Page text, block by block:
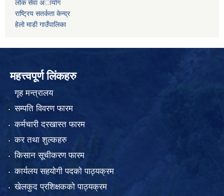
लोक सेवा अायोग
राष्ट्रिय सतर्कता केन्द्र
हेलो माडी गाउँपालिका
महत्त्वपूर्ण लिंकहरु
गृह मन्त्रालय
सम्पति विवरण फारम
कर्मचारी दरखास्त फारम
कर तथा शुल्कहरु
किसान सूचीकरण फारम
कार्यलय सहयोगी पदको पाठ्यक्रम
खेलकुद प्रशिक्षकको पाठ्यक्रम